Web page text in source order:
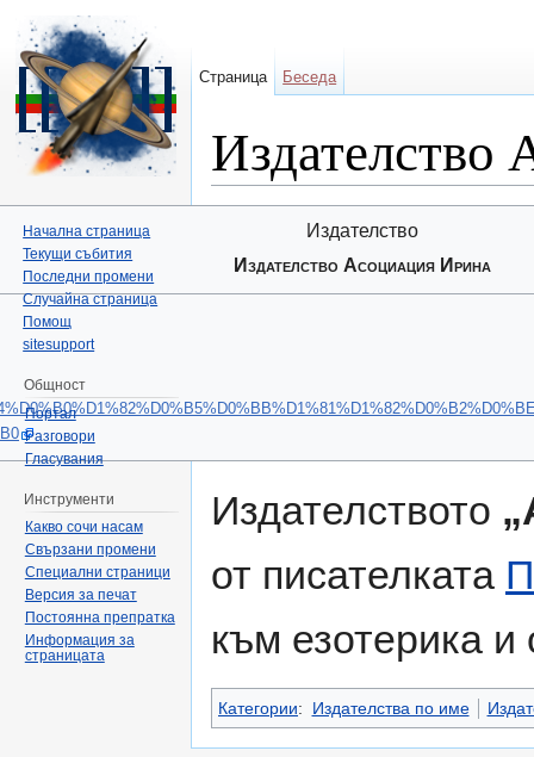
Издателство
Издателство
Издателство Асоциация Ирина
Издателството
от писателката
към езотерика и
Категории: Издателства по име
Страница Беседа
Начална страница
Текущи събития
Последни промени
Случайна страница
Помощ
sitesupport
Общност
Портал
Разговори
Гласувания
Инструменти
Какво сочи насам
Свързани промени
Специални страници
Версия за печат
Постоянна препратка
Информация за
страницата